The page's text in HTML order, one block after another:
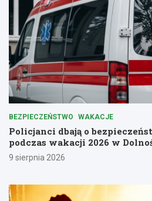
BEZPIECZEŃSTWO WAKACJE
Policjanci dbają o
podczas wakacji 2026 w
9 sierpnia 2026